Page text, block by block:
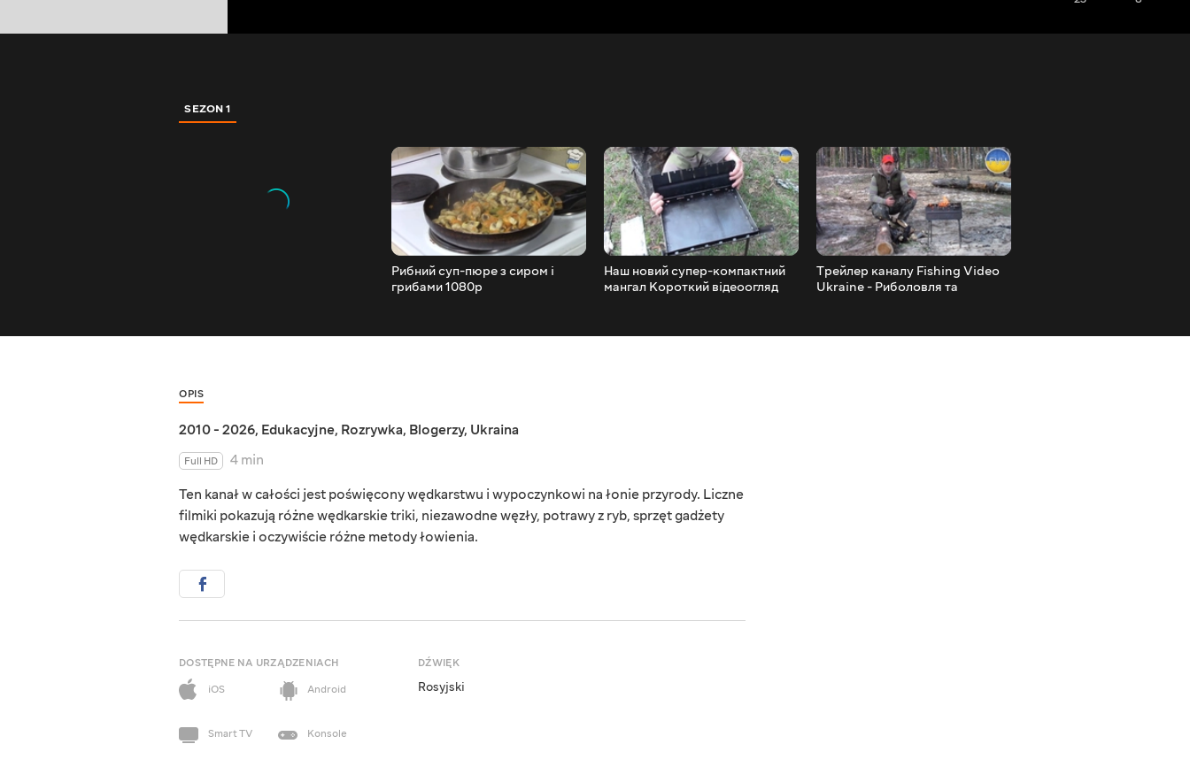
SEZON 1
Рибний суп-пюре з сиром і
грибами 1080p
Наш новий супер-компактний
мангал Короткий відеоогляд
Трейлер каналу Fishing Video
Ukraine - Риболовля та
OPIS
2010 - 2026, Edukacyjne, Rozrywka, Blogerzy, Ukraina
Full HD
4 min
Ten kanał w całości jest poświęcony wędkarstwu i wypoczynkowi na łonie przyrody. Liczne
filmiki pokazują różne wędkarskie triki, niezawodne węzły, potrawy z ryb, sprzęt gadżety
wędkarskie i oczywiście różne metody łowienia.
DOSTĘPNE NA URZĄDZENIACH
iOS
Android
Smart TV Konsole
DŹWIĘK
Rosyjski